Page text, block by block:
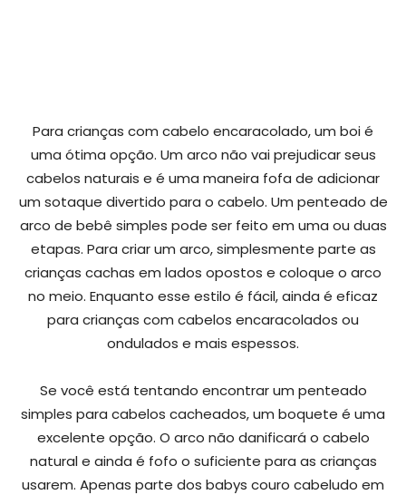
Para crianças com cabelo encaracolado, um boi é
uma ótima opção. Um arco não vai prejudicar seus
cabelos naturais e é uma maneira fofa de adicionar
um sotaque divertido para o cabelo. Um penteado de
arco de bebê simples pode ser feito em uma ou duas
etapas. Para criar um arco, simplesmente parte as
crianças cachas em lados opostos e coloque o arco
no meio. Enquanto esse estilo é fácil, ainda é eficaz
para crianças com cabelos encaracolados ou
ondulados e mais espessos.
Se você está tentando encontrar um penteado
simples para cabelos cacheados, um boquete é uma
excelente opção. O arco não danificará o cabelo
natural e ainda é fofo o suficiente para as crianças
usarem. Apenas parte dos babys couro cabeludo em